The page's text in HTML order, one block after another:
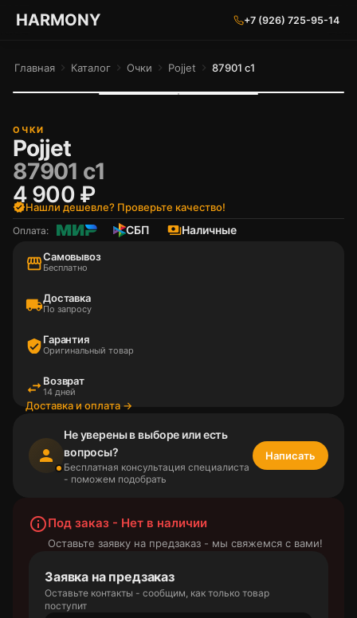
ГАРМОНИЯ ГЛАЗ
HARMONY +7 (926) 725-95-14
Главная chevron_right Каталог chevron_right Очки chevron_right Pojjet chevron_right 87901 с1
ОЧКИ
Pojjet
87901 с1
4 900 ₽
verifiedНашли дешевле? Проверьте качество!
Оплата: СБП paymentsНаличные
storefrontСамовывоз
Бесплатно
local_shippingДоставка
По запросу
verified_userГарантия
Оригинальный товар
swap_horiz Возврат
14 дней
Доставка и оплата →
person
Не уверены в выборе или есть
вопросы?
Бесплатная консультация специалиста
- поможем подобрать
Написать
info_outlineПод заказ - Нет в наличии
Оставьте заявку на предзаказ - мы свяжемся с вами!
Заявка на предзаказ
Оставьте контакты - сообщим, как только товар
поступит